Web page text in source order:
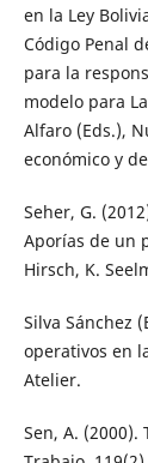
en la Ley
Código Penal
para la
modelo para
Alfaro (Eds.),
económico y
Seher, G.
Aporías de un
Hirsch, K.
Silva Sánchez
operativos en
Atelier.
Sen, A.